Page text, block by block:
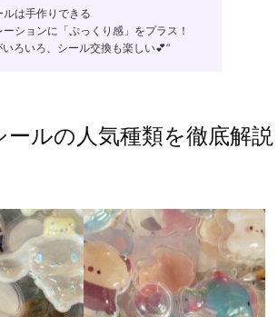
は手作りできる
ションに「ぷっくり感」をプラス！
ろいろ、シール交換も楽しい💕”
ールの人気種類を徹底解説